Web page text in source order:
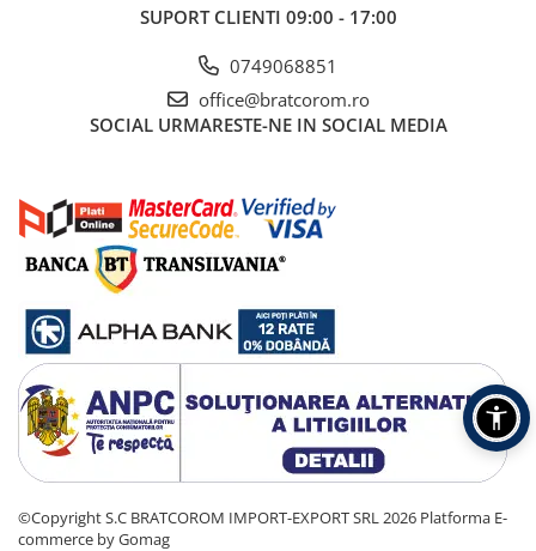
SUPORT CLIENTI 09:00 - 17:00
0749068851
office@bratcorom.ro
SOCIAL URMARESTE-NE IN SOCIAL MEDIA
©Copyright S.C BRATCOROM IMPORT-EXPORT SRL 2026 Platforma E-
commerce by Gomag